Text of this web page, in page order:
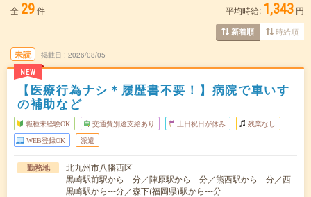
全 29件 平均時給: 1,343 円
新着順 時給順
未読
NEW
掲載日 2026/08/05
【医療行為ナシ＊履歴書不要！】病院で車いす
の補助など
職種未経験OK 交通費別途支給あり 土日祝日が休み 残業なし
WEB登録OK 派遣
勤務地
北九州市八幡西区
黒崎駅前駅から---分／陣原駅から---分／熊西駅から---分／西
黒崎駅から---分／森下(福岡県)駅から---分